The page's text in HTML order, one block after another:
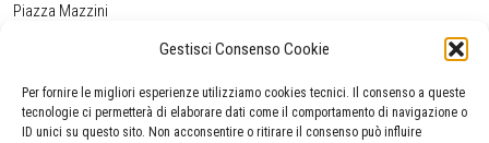
Gestisci Consenso Cookie
Per fornire le migliori esperienze utilizziamo cookies tecnici. Il consenso a queste
tecnologie ci permetterà di elaborare dati come il comportamento di navigazione o
ID unici su questo sito. Non acconsentire o ritirare il consenso può influire
Piazza Mazzini
Cell:+39 338 5714978 (orario apertura Galleria)
Tel:
+39 0584 944580
(orario 09.00/13.00)
Email:gamc@comune.viareggio.lu.it